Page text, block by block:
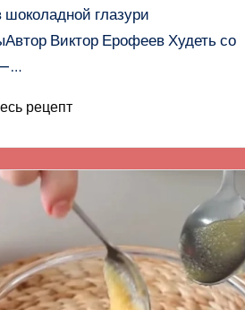
глазури
Виктор Ерофеев Худеть со
—…
рецепт